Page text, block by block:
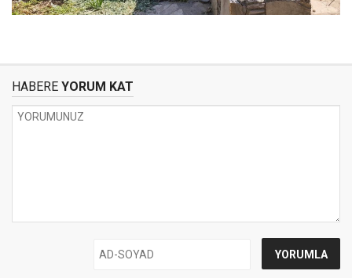
HABERE YORUM KAT